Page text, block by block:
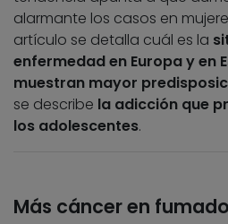
alarmante los casos en
artículo se detalla cuál es la
enfermedad en Europa y en
muestran mayor
se describe la adicción que
los adolescentes.
Más cáncer en